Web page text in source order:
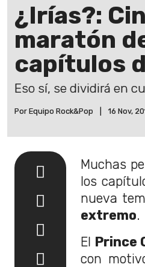
¿Irías?:
maratón
capítulos
Eso sí, se dividirá en
Por Equipo Rock&Pop 16 Nov,
Muchas
los
nueva
extremo.
El Prince
con